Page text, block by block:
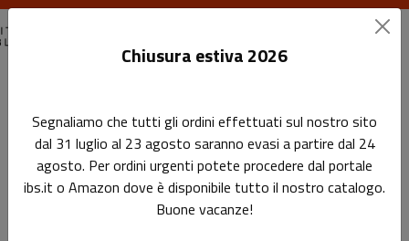
Leggi la recensione di Ilaria Vacca su Linkedin
Leggi la recensione di Ilaria
Vacca su Linkedin
Sottotitolo non presente
Chiusura estiva 2026
Segnaliamo che tutti gli ordini effettuati sul nostro sito
dal 31 luglio al 23 agosto saranno evasi a partire dal 24
agosto. Per ordini urgenti potete procedere dal portale
ibs.it o Amazon dove è disponibile tutto il nostro catalogo.
Buone vacanze!